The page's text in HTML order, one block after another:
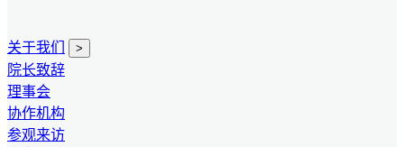
关于我们 >
院长致辞
理事会
协作机构
参观来访